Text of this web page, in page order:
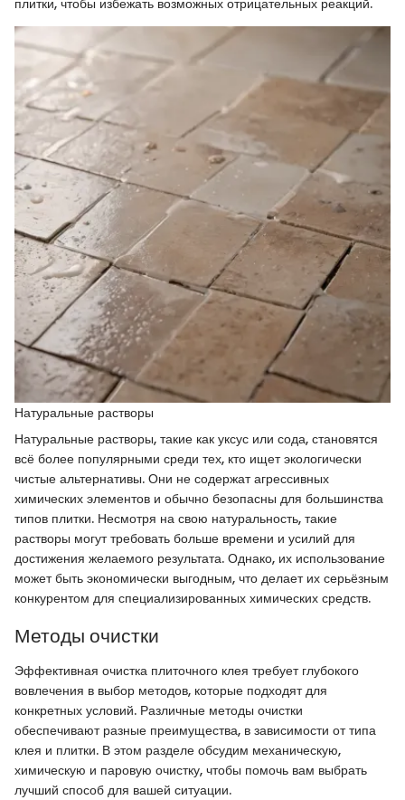
плитки, чтобы избежать возможных отрицательных реакций.
Натуральные растворы
Натуральные растворы, такие как уксус или сода, становятся
всё более популярными среди тех, кто ищет экологически
чистые альтернативы. Они не содержат агрессивных
химических элементов и обычно безопасны для большинства
типов плитки. Несмотря на свою натуральность, такие
растворы могут требовать больше времени и усилий для
достижения желаемого результата. Однако, их использование
может быть экономически выгодным, что делает их серьёзным
конкурентом для специализированных химических средств.
Методы очистки
Эффективная очистка плиточного клея требует глубокого
вовлечения в выбор методов, которые подходят для
конкретных условий. Различные методы очистки
обеспечивают разные преимущества, в зависимости от типа
клея и плитки. В этом разделе обсудим механическую,
химическую и паровую очистку, чтобы помочь вам выбрать
лучший способ для вашей ситуации.